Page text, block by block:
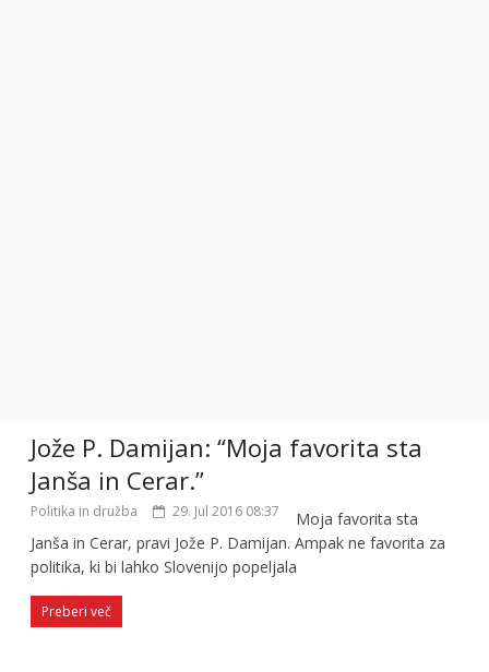
Jože P. Damijan: “Moja favorita sta
Janša in Cerar.”
Politika in družba 29. Jul 2016 08:37
Moja favorita sta
Janša in Cerar, pravi Jože P. Damijan. Ampak ne favorita za
politika, ki bi lahko Slovenijo popeljala
Preberi več